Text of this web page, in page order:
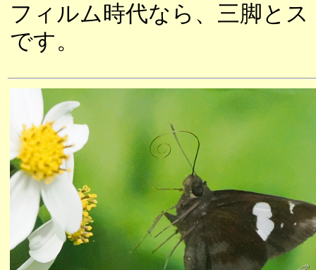
フィルム時代なら、三脚と
です。